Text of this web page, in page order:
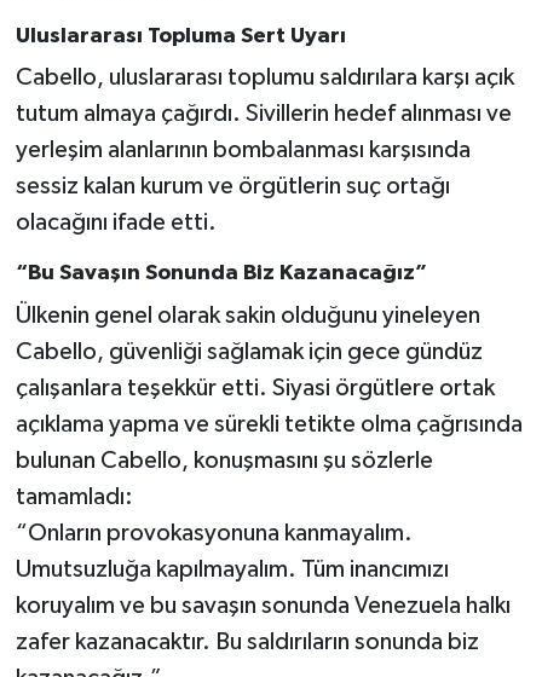
Uluslararası Topluma Sert Uyarı
Cabello, uluslararası toplumu saldırılara karşı açık
tutum almaya çağırdı. Sivillerin hedef alınması ve
yerleşim alanlarının bombalanması karşısında
sessiz kalan kurum ve örgütlerin suç ortağı
olacağını ifade etti.
“Bu Savaşın Sonunda Biz Kazanacağız”
Ülkenin genel olarak sakin olduğunu yineleyen
Cabello, güvenliği sağlamak için gece gündüz
çalışanlara teşekkür etti. Siyasi örgütlere ortak
açıklama yapma ve sürekli tetikte olma çağrısında
bulunan Cabello, konuşmasını şu sözlerle
tamamladı:
“Onların provokasyonuna kanmayalım.
Umutsuzluğa kapılmayalım. Tüm inancımızı
koruyalım ve bu savaşın sonunda Venezuela halkı
zafer kazanacaktır. Bu saldırıların sonunda biz